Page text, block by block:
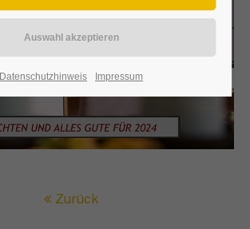
Zurück
Datenschutzhinweis Impressum